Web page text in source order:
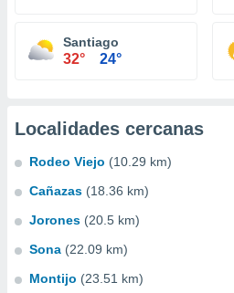
Santiago
32° 24°
Localidades cercanas
Rodeo Viejo (10.29 km)
Cañazas (18.36 km)
Jorones (20.5 km)
Sona (22.09 km)
Montijo (23.51 km)